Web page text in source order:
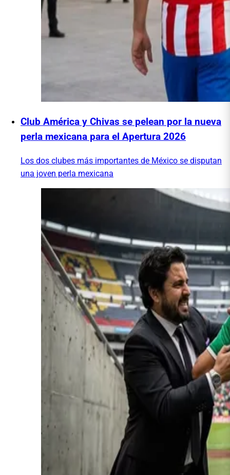
Club América y Chivas se pelean por la nueva
perla mexicana para el Apertura 2026
Los dos clubes más importantes de México se disputan
una joven perla mexicana